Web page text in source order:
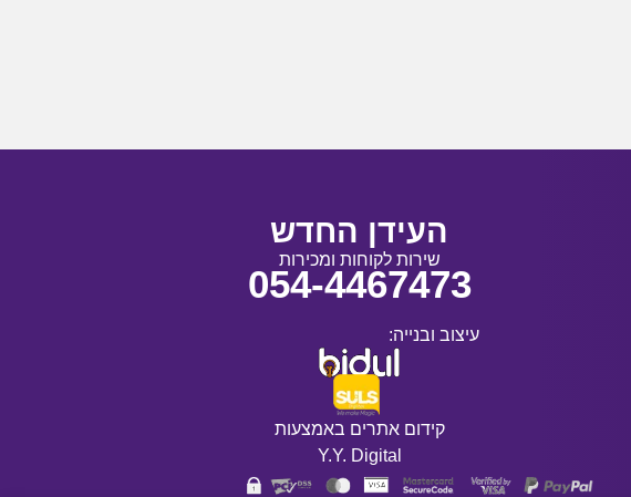
העידן החדש
שירות לקוחות ומכירות
054-4467473
עיצוב ובנייה:
קידום אתרים באמצעות
Y.Y. Digital